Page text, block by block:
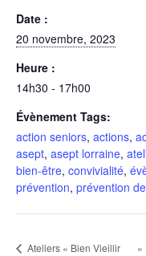
Date :
20 novembre, 2023
Heure :
14h30 - 17h00
Évènement Tags:
action seniors, actions,
asept, asept lorraine,
bien-être, convivialité,
prévention, prévention
Ateliers « Bien Vieillir
»